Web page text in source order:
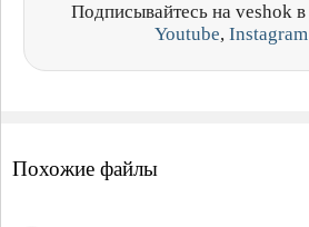
Подписывайтесь на veshok в
Youtube, Instagram
Похожие файлы